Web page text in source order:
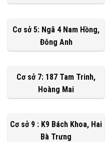
Cơ sở 5: Ngã 4 Nam Hồng,
Đông Anh
Cơ sở 7: 187 Tam Trinh,
Hoàng Mai
Cơ sở 9 : K9 Bách Khoa, Hai
Bà Trưng